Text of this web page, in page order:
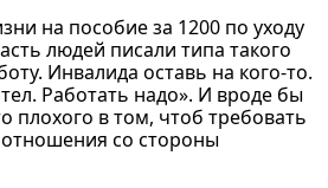
на пособие за 1200 по уходу
людей писали типа такого
Инвалида оставь на кого-то.
Работать надо». И вроде бы
плохого в том, чтоб требовать
со стороны